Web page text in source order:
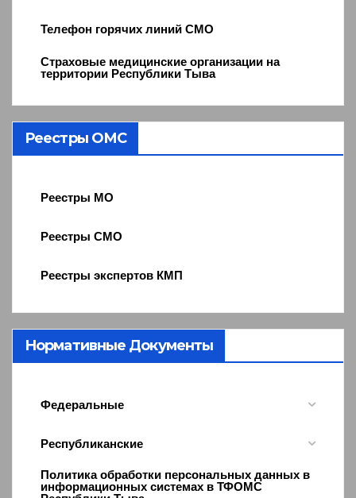
Телефон горячих линий СМО
Страховые медицинские организации на
территории Республики Тыва
Реестры ОМС
Реестры МО
Реестры СМО
Реестры экспертов КМП
Нормативные Документы
Федеральные
Республиканские
Политика обработки персональных данных в
информационных системах в ТФОМС